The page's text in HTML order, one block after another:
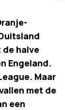
de halve
Engeland.
Maar
met de
een